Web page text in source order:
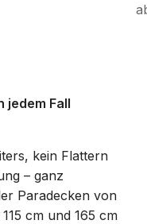
jedem Fall
kein Flattern
– ganz
Paradecken von
cm und 165 cm